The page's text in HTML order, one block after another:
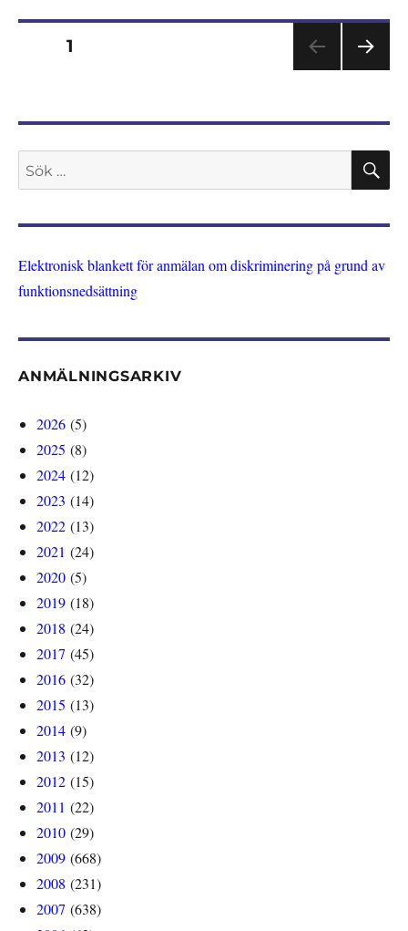
Sidnumrering
inlägg
SIDA1
Sök
efter:
Elektronisk blankett för anmälan om diskriminering på grund av
funktionsnedsättning
ANMÄLNINGSARKIV
2026 (5)
2025 (8)
2024 (12)
2023 (14)
2022 (13)
2021 (24)
2020 (5)
2019 (18)
2018 (24)
2017 (45)
2016 (32)
2015 (13)
2014 (9)
2013 (12)
2012 (15)
2011 (22)
2010 (29)
2009 (668)
2008 (231)
2007 (638)